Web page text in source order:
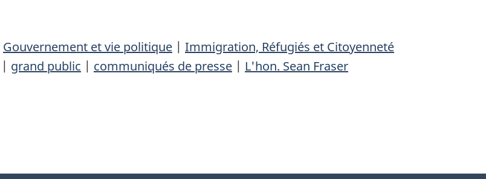
Gouvernement et vie politique | Immigration, Réfugiés et Citoyenneté
| grand public | communiqués de presse | L'hon. Sean Fraser